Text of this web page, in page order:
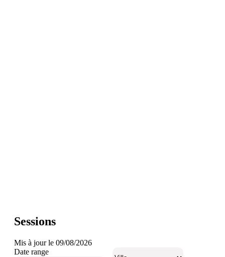
Sessions
Mis à jour le 09/08/2026
Date range